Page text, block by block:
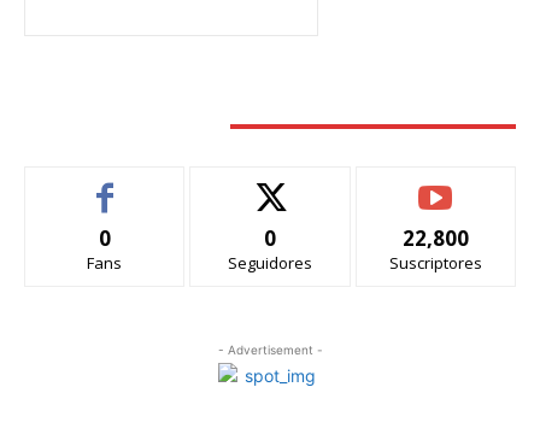
0
Fans
0
Seguidores
22,800
Suscriptores
- Advertisement -